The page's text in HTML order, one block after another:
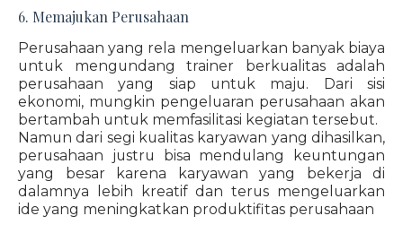
6. Memajukan Perusahaan
Perusahaan yang rela mengeluarkan banyak biaya
untuk mengundang trainer berkualitas adalah
perusahaan yang siap untuk maju. Dari sisi
ekonomi, mungkin pengeluaran perusahaan akan
bertambah untuk memfasilitasi kegiatan tersebut.
Namun dari segi kualitas karyawan yang dihasilkan,
perusahaan justru bisa mendulang keuntungan
yang besar karena karyawan yang bekerja di
dalamnya lebih kreatif dan terus mengeluarkan
ide yang meningkatkan produktifitas perusahaan